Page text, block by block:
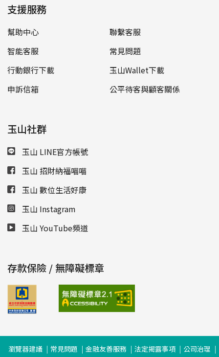
支援服務
幫助中心
聯繫客服
智能客服
常見問題
行動銀行下載
玉山Wallet下載
申訴信箱
公平待客與顧客關係
玉山社群
玉山 LINE官方帳號
玉山 招財納福喵喵
玉山 數位生活好康
玉山 Instagram
玉山 YouTube頻道
存款保險 / 無障礙標章
瀏覽器建議 常見問題 金融友善服務 法定揭露事項 公司治理